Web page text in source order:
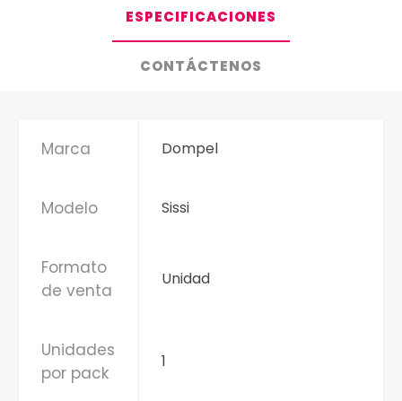
ESPECIFICACIONES
CONTÁCTENOS
Marca Dompel
Modelo Sissi
Formato
de venta
Unidad
Unidades
por pack
1